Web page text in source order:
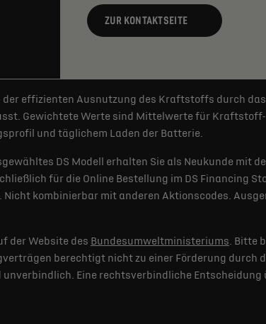
ZUR KONTAKTSEITE
effizienten Ausnutzung des Kraftstoffs durch
Gewichtete Werte sind Mittelwerte für
und täglichem Laden der Batterie.
DS Modell erhalten Sie als Neukunde mit
für die Online Bestellung im DS Financing
kombinierbar mit anderen Aktionscodes.
der Website des Bundesumweltministeriums. Bitte
berechtigt nicht zu einer Förderung durch
Eine rechtsverbindliche